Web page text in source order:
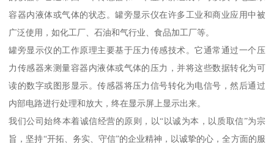
容器内液体或气体的状态。罐旁显示仪在许多工业和商业应用中被
广泛使用，如化工厂、石油和气行业、食品加工厂等。
罐旁显示仪的工作原理主要基于压力传感技术。它通常通过一个压
力传感器来测量容器内液体或气体的压力，并将这些数据转化为可
读的数字或图形显示。传感器将压力信号转化为电信号，然后通过
内部电路进行处理和放大，终在显示屏上显示出来。
我们公司始终本着诚信经营的原则，以“以诚为本，以质取信”为宗
旨，坚持“开拓、务实、守信”的企业精神，以诚挚的心，全方面的服